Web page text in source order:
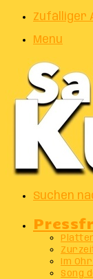
Zufälliger
Menu
Suchen
Im
Song